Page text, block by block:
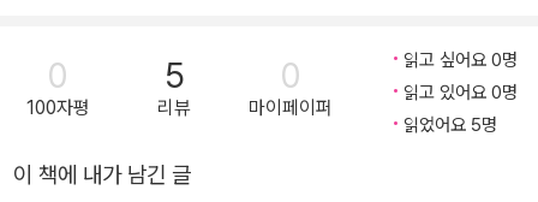
라는 불가사의한 수가 있습니다. 셀 수 없이 많은 걸 나타내는 수이지
요. 셀 수 없다는 건 어떤 것일까요? 셀 수 없는 것을 표현할 때 우리
타낼 때도 씁니다. 그래서 마음을 작은 우주라고 표현하는지도 모르
0
100자평
5
리뷰
0
마이페이퍼
읽고 싶어요 0명
읽고 있어요 0명
읽었어요 5명
이 책에 내가 남긴 글